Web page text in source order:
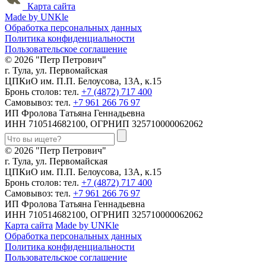
Карта сайта
Made by UNKle
Обработка персональных данных
Политика конфиденциальности
Пользовательское соглашение
© 2026 "Петр Петрович"
г. Тула, ул. Первомайская
ЦПКиО им. П.П. Белоусова, 13А, к.15
Бронь столов: тел. +7 (4872) 717 400
Самовывоз: тел. +7 961 266 76 97
ИП Фролова Татьяна Геннадьевна
ИНН 710514682100, ОГРНИП 325710000062062
© 2026 "Петр Петрович"
г. Тула, ул. Первомайская
ЦПКиО им. П.П. Белоусова, 13А, к.15
Бронь столов: тел. +7 (4872) 717 400
Самовывоз: тел. +7 961 266 76 97
ИП Фролова Татьяна Геннадьевна
ИНН 710514682100, ОГРНИП 325710000062062
Карта сайта Made by UNKle
Обработка персональных данных
Политика конфиденциальности
Пользовательское соглашение